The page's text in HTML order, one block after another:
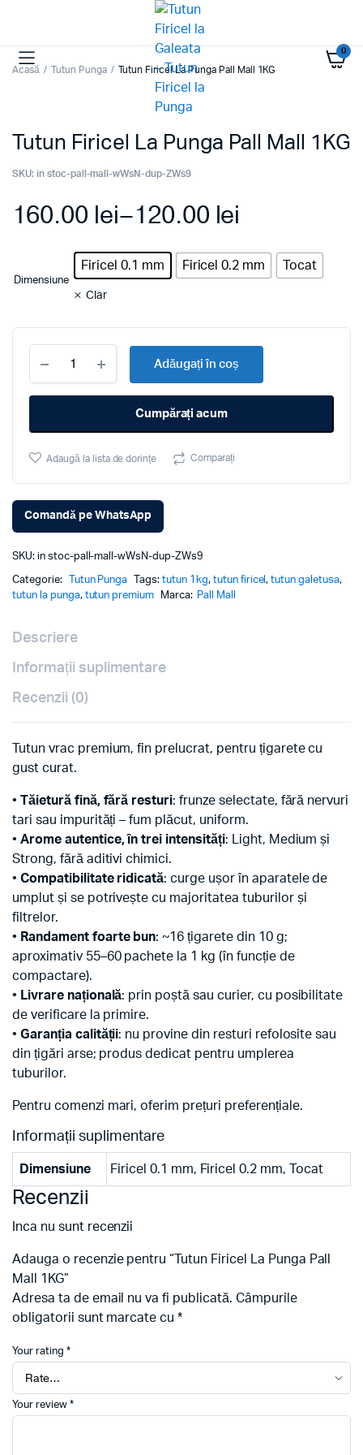
0
Acasă Tutun Punga Tutun Firicel La Punga Pall Mall 1KG
Tutun Firicel La Punga Pall Mall 1KG
SKU: in stoc-pall-mall-wWsN-dup-ZWs9
120.00 lei
–
160.00 lei
Interval
de
prețuri:
până
la
Dimensiune
Firicel 0.1 mm Firicel 0.2 mm Tocat
Clar
Firicel
La
Punga
Mall
cantitate
Adăugați în coș
Cumpărați acum
Adaugă la lista de dorințe Comparați
Comandă pe WhatsApp
SKU: in stoc-pall-mall-wWsN-dup-ZWs9
Categorie: Tutun Punga Tags:tutun 1kg, tutun firicel,tutun galetusa,
tutun la punga, tutun premium Marca: Pall Mall
Descriere
Informații suplimentare
Recenzii (0)
Tutun vrac premium, fin prelucrat, pentru țigarete cu
gust curat.
• Tăietură fină, fără resturi: frunze selectate, fără nervuri
tari sau impurități – fum plăcut, uniform.
• Arome autentice, în trei intensități: Light, Medium și
Strong, fără aditivi chimici.
• Compatibilitate ridicată: curge ușor în aparatele de
umplut și se potrivește cu majoritatea tuburilor și
filtrelor.
• Randament foarte bun: ~16 țigarete din 10 g;
aproximativ 55–60 pachete la 1 kg (în funcție de
compactare).
• Livrare națională: prin poștă sau curier, cu posibilitate
de verificare la primire.
• Garanția calității: nu provine din resturi refolosite sau
din țigări arse; produs dedicat pentru umplerea
tuburilor.
Pentru comenzi mari, oferim prețuri preferențiale.
Informații suplimentare
Dimensiune Firicel 0.1 mm, Firicel 0.2 mm, Tocat
Recenzii
Inca nu sunt recenzii
Adauga o recenzie pentru “Tutun Firicel La Punga Pall
Mall 1KG”
Adresa ta de email nu va fi publicată. Câmpurile
obligatorii sunt marcate cu*
Your rating *
Your review *